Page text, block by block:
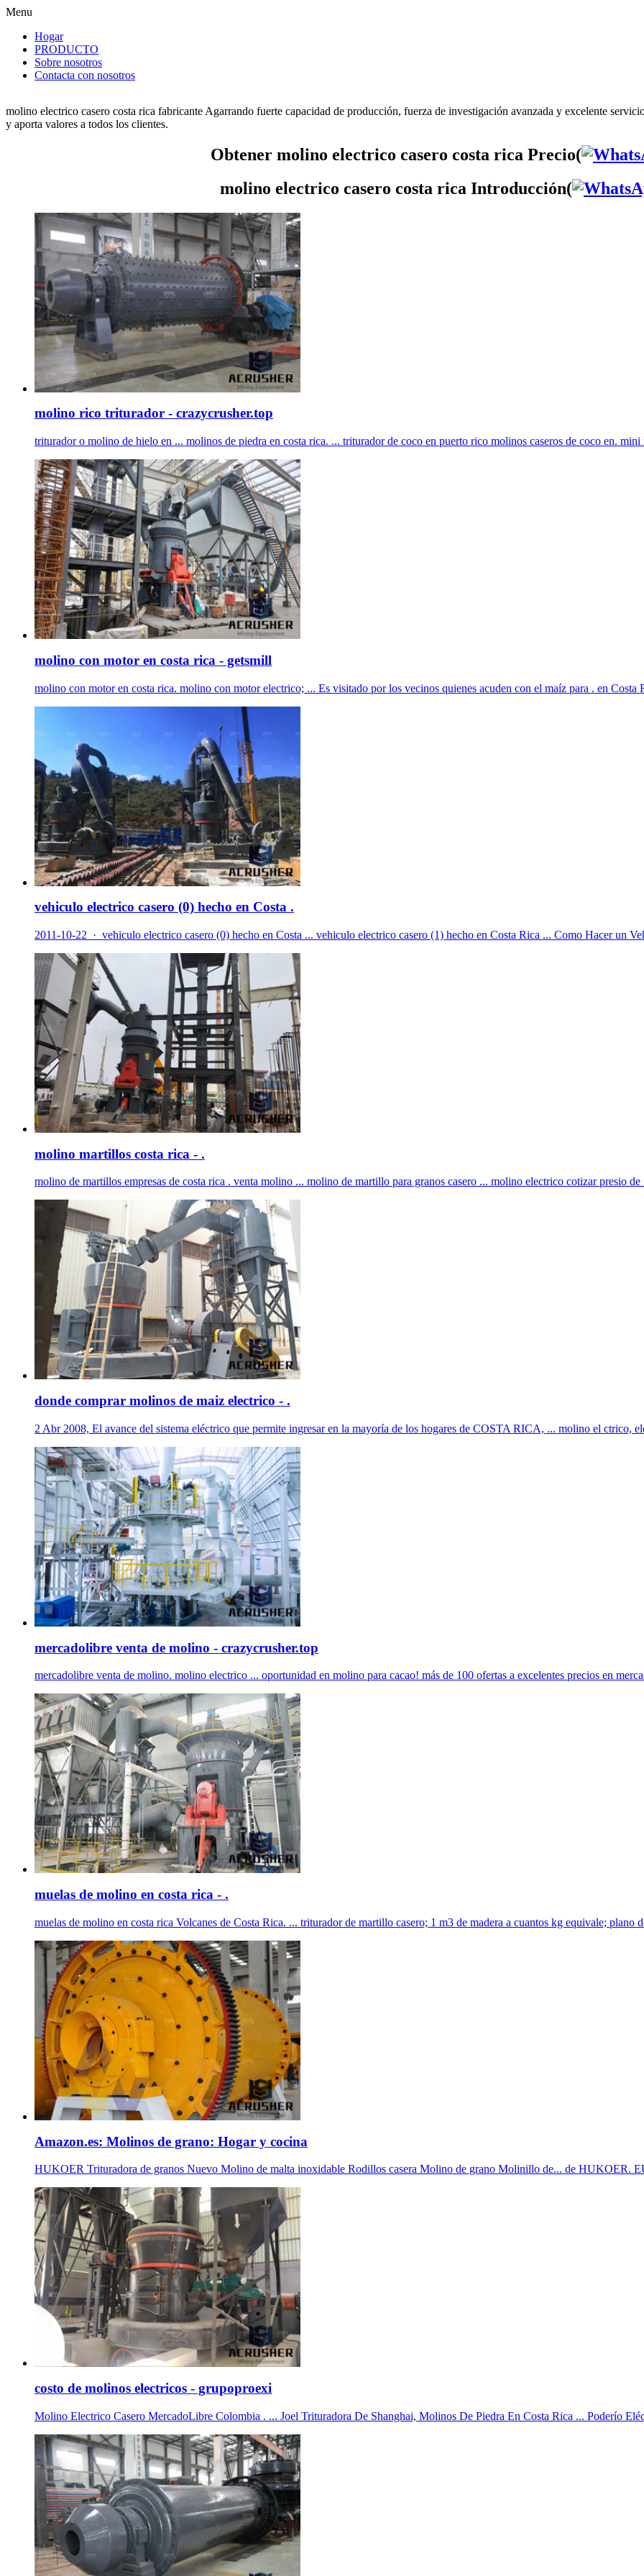
Menu
Hogar
PRODUCTO
Sobre nosotros
Contacta con nosotros
molino electrico casero costa rica fabricante Agarrando fuerte capacidad de producción, fuerza de investigación avanzada y excelente
y aporta valores a todos los clientes.
Obtener molino electrico casero costa rica Precio(
molino electrico casero costa rica Introducción(
molino rico triturador - crazycrusher.top
triturador o molino de hielo en ... molinos de piedra en costa rica. ... triturador de coco en puerto rico molinos caseros de coco en. mini
molino con motor en costa rica - getsmill
molino con motor en costa rica. molino con motor electrico; ... Es visitado por los vecinos quienes acuden con el maíz para . en Costa
vehiculo electrico casero (0) hecho en Costa .
2011-10-22 · vehiculo electrico casero (0) hecho en Costa ... vehiculo electrico casero (1) hecho en Costa Rica ... Como Hacer un
molino martillos costa rica - .
molino de martillos empresas de costa rica . venta molino ... molino de martillo para granos casero ... molino electrico cotizar presio
donde comprar molinos de maiz electrico - .
2 Abr 2008, El avance del sistema eléctrico que permite ingresar en la mayoría de los hogares de COSTA RICA, ... molino el ctrico,
mercadolibre venta de molino - crazycrusher.top
mercadolibre venta de molino. molino electrico ... oportunidad en molino para cacao! más de 100 ofertas a excelentes precios en
muelas de molino en costa rica - .
muelas de molino en costa rica Volcanes de Costa Rica. ... triturador de martillo casero; 1 m3 de madera a cuantos kg equivale; plano
Amazon.es: Molinos de grano: Hogar y cocina
HUKOER Trituradora de granos Nuevo Molino de malta inoxidable Rodillos casera Molino de grano Molinillo de... de HUKOER.
costo de molinos electricos - grupoproexi
Molino Electrico Casero MercadoLibre Colombia . ... Joel Trituradora De Shanghai, Molinos De Piedra En Costa Rica ... Poderío